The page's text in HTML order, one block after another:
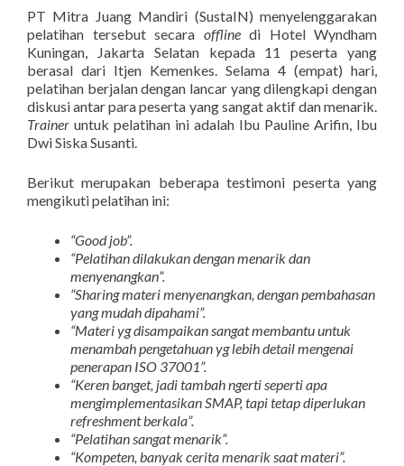
PT Mitra Juang Mandiri (SustaIN) menyelenggarakan
pelatihan tersebut secara offlinedi Hotel Wyndham
Kuningan, Jakarta Selatan kepada 11 peserta yang
berasal dari Itjen Kemenkes. Selama 4 (empat) hari,
pelatihan berjalan dengan lancar yang dilengkapi dengan
diskusi antar para peserta yang sangat aktif dan menarik.
Trainer untuk pelatihan ini adalah Ibu Pauline Arifin, Ibu
Dwi Siska Susanti.
Berikut merupakan beberapa testimoni peserta yang
mengikuti pelatihan ini:
“Good job”.
“Pelatihan dilakukan dengan menarik dan
menyenangkan”.
“Sharing materi menyenangkan, dengan pembahasan
yang mudah dipahami”.
“Materi yg disampaikan sangat membantu untuk
menambah pengetahuan yg lebih detail mengenai
penerapan ISO 37001”.
“Keren banget, jadi tambah ngerti seperti apa
mengimplementasikan SMAP, tapi tetap diperlukan
refreshment berkala”.
“Pelatihan sangat menarik”.
“Kompeten, banyak cerita menarik saat materi”.